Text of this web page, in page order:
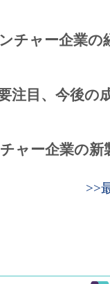
チャー企業の
注目、今後の
ャー企業の新
>>